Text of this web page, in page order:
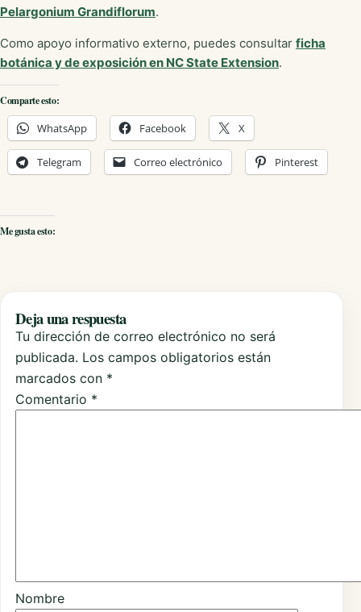
Pelargonium Grandiflorum.
Como apoyo informativo externo, puedes consultar ficha
botánica y de exposición en NC State Extension.
Comparte esto:
WhatsApp Facebook X
Telegram Correo electrónico Pinterest
Me gusta esto:
Deja una respuesta
Tu dirección de correo electrónico no será
publicada. Los campos obligatorios están
marcados con *
Comentario *
Nombre